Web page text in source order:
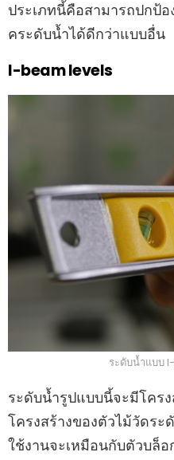
ประเภทนี้คือสามารถปกป้
คระดับน้ำได้ดีกว่าแบบอื่น
I-beam levels
ระดับน้ำแบบ
ระดับน้ำรูปแบบนี้จะมีโครง
โครงสร้างของตัวไม้วัดร
ใช้งานจะเหมือนกับตัวบล็